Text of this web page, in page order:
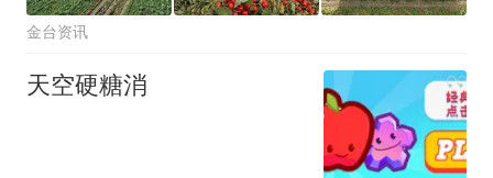
金台资讯
天空硬糖消